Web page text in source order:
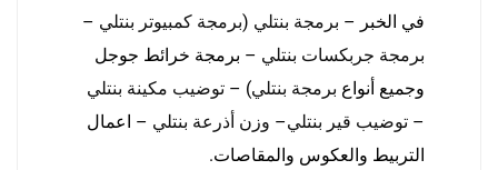
في الخبر – برمجة بنتلي (برمجة كمبيوتر بنتلي –
برمجة جربكسات بنتلي – برمجة خرائط جوجل
وجميع أنواع برمجة بنتلي) – توضيب مكينة بنتلي
– توضيب قير بنتلي– وزن أذرعة بنتلي – اعمال
التربيط والعكوس والمقاصات.